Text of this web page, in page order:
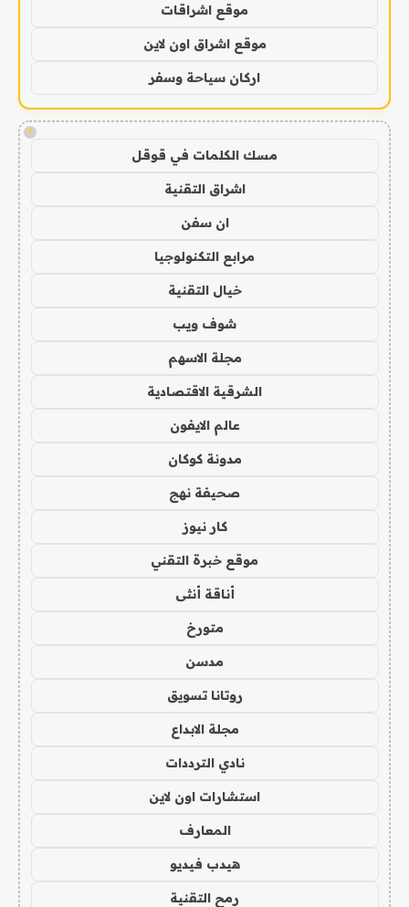
موقع اشراقات
موقع اشراق اون لاين
اركان سياحة وسفر
!
مسك الكلمات في قوقل
اشراق التقنية
ان سفن
مرابع التكنولوجيا
خيال التقنية
شوف ويب
مجلة الاسهم
الشرقية الاقتصادية
عالم الايفون
مدونة كوكان
صحيفة نهج
كار نيوز
موقع خبرة التقني
أناقة أنثى
متورخ
مدسن
روتانا تسويق
مجلة الابداع
نادي الترددات
استشارات اون لاين
المعارف
هيدب فيديو
رمح التقنية